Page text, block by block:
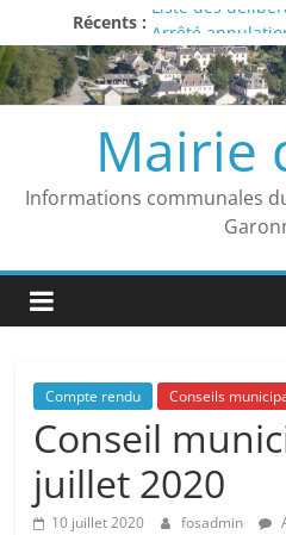
au
contenu
Récents : Liste des
Arrêté
Avis
Vigilance ROUGE
Mairie
Informations communales
Compte rendu Conseils
Conseil
juillet 2020
10 juillet 2020 fosadmin